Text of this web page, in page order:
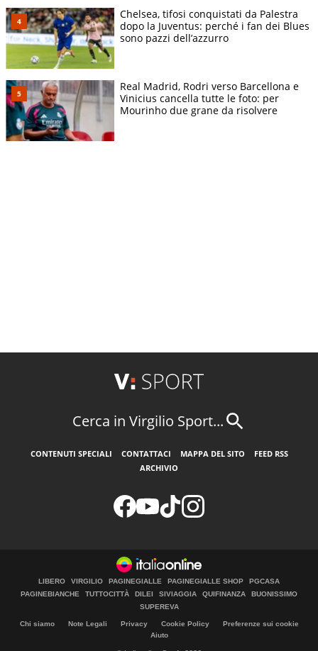
Chelsea, tifosi conquistati da Palestra
dopo la Juventus: perché i fan dei Blues
sono pazzi dell’azzurro
Real Madrid, Rodri verso Barcellona e
Vinicius cancella tutte le foto: per
Mourinho due grane da risolvere
Cerca in Virgilio Sport...
CONTENUTI SPECIALI CONTATTACI MAPPA DEL SITO
FEED RSS
ARCHIVIO
LIBERO VIRGILIO PAGINEGIALLE PAGINEGIALLE SHOP
PGCASA
PAGINEBIANCHE
TUTTOCITTÀ DILEI SIVIAGGIA QUIFINANZA
BUONISSIMO
SUPEREVA
Chi siamo Note Legali Privacy Cookie Policy
Preferenze sui cookie
Aiuto